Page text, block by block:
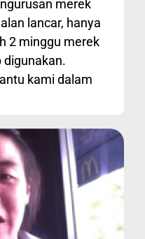
merek
lancar, hanya
2 minggu merek
digunakan.
kami dalam